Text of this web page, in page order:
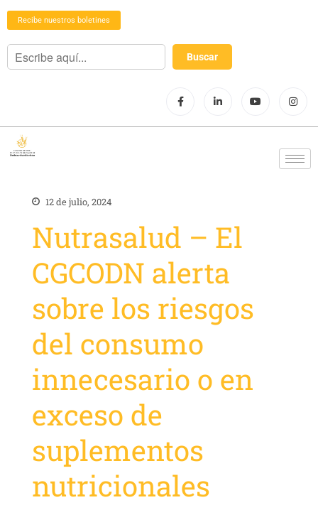
Recibe nuestros boletines
12 de julio, 2024
Nutrasalud – El
CGCODN alerta
sobre los riesgos
del consumo
innecesario o en
exceso de
suplementos
nutricionales